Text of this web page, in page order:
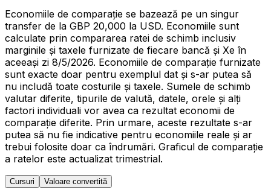
Economiile de comparație se bazează pe un singur
transfer de la GBP 20,000 la USD. Economiile sunt
calculate prin compararea ratei de schimb inclusiv
marginile și taxele furnizate de fiecare bancă și Xe în
aceeași zi 8/5/2026. Economiile de comparație furnizate
sunt exacte doar pentru exemplul dat și s-ar putea să
nu includă toate costurile și taxele. Sumele de schimb
valutar diferite, tipurile de valută, datele, orele și alți
factori individuali vor avea ca rezultat economii de
comparație diferite. Prin urmare, aceste rezultate s-ar
putea să nu fie indicative pentru economiile reale și ar
trebui folosite doar ca îndrumări. Graficul de comparație
a ratelor este actualizat trimestrial.
Cursuri Valoare convertită